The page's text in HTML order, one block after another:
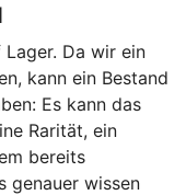
Da wir ein
kann ein Bestand
Es kann das
Rarität, ein
bereits
genauer wissen